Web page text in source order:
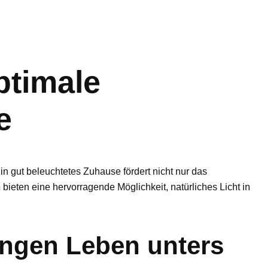
gut beleuchtetes Zuhause fördert nicht nur das
eine hervorragende Möglichkeit, natürliches Licht in
Leben unters